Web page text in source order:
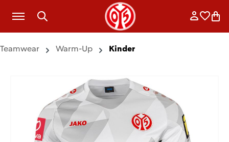
Zum Hauptinhalt springen
Teamwear Warm-Up Kinder